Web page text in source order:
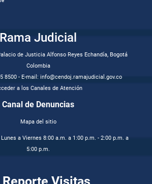
Rama Judicial
de Justicia Alfonso Reyes Echandía, Bogotá
Colombia
8500 - E-mail: info@cendoj.ramajudicial.gov.co
a los Canales de Atención
Canal de Denuncias
Mapa del sitio
a Viernes 8:00 a.m. a 1:00 p.m. - 2:00 p.m. a
5:00 p.m.